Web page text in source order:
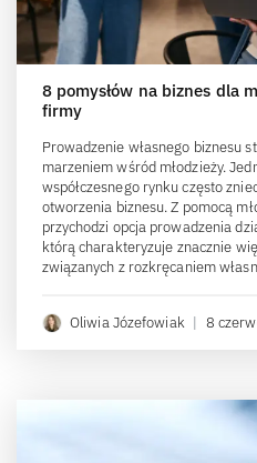
8 pomysłów na biznes dla
firmy
Prowadzenie własnego biznesu
marzeniem wśród młodzieży.
współczesnego rynku często
otworzenia biznesu. Z pomocą
przychodzi opcja prowadzenia
którą charakteryzuje znacznie
związanych z rozkręcaniem
Oliwia Józefowiak | 8